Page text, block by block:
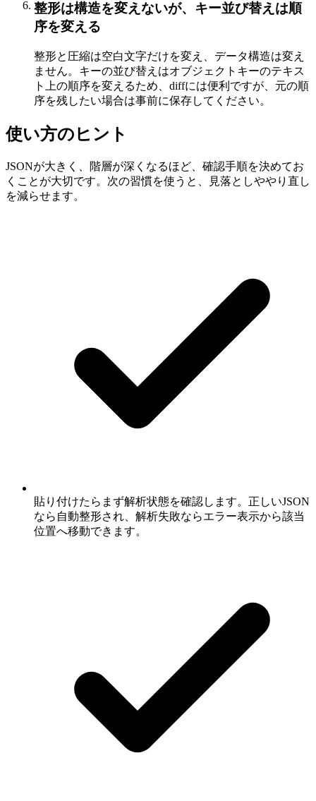
整形は構造を変えないが、キー並び替えは順
序を変える
整形と圧縮は空白文字だけを変え、データ構造は変え
ません。キーの並び替えはオブジェクトキーのテキス
ト上の順序を変えるため、diffには便利ですが、元の順
序を残したい場合は事前に保存してください。
使い方のヒント
JSONが大きく、階層が深くなるほど、確認手順を決めてお
くことが大切です。次の習慣を使うと、見落としややり直し
を減らせます。
貼り付けたらまず解析状態を確認します。正しいJSON
なら自動整形され、解析失敗ならエラー表示から該当
位置へ移動できます。